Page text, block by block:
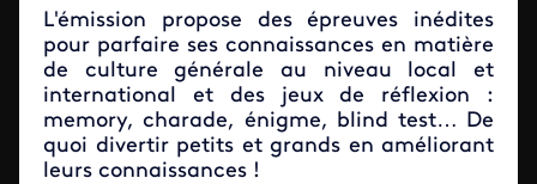
L'émission propose des épreuves inédites
pour parfaire ses connaissances en matière
de culture générale au niveau local et
international et des jeux de réflexion :
memory, charade, énigme, blind test… De
quoi divertir petits et grands en améliorant
leurs connaissances !